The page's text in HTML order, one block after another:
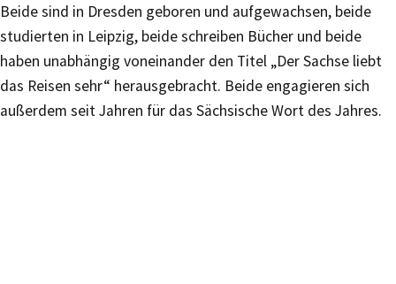
Beide sind in Dresden geboren und aufgewachsen, beide
studierten in Leipzig, beide schreiben Bücher und beide
haben unabhängig voneinander den Titel „Der Sachse liebt
das Reisen sehr“ herausgebracht. Beide engagieren sich
außerdem seit Jahren für das Sächsische Wort des Jahres.